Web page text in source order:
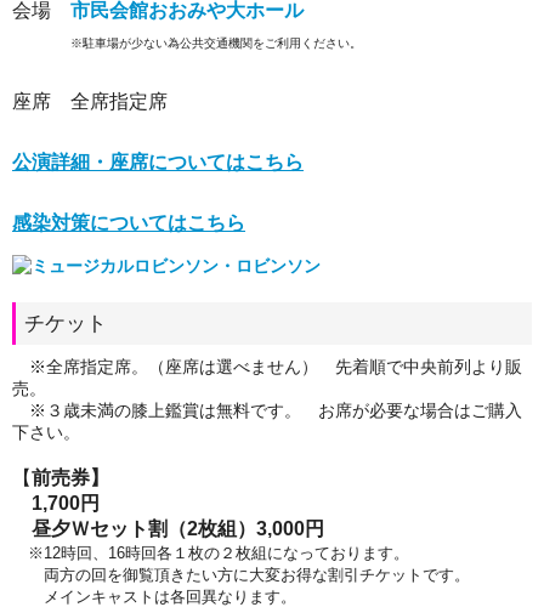
会場 市民会館おおみや大ホール
※駐車場が少ない為公共交通機関をご利用ください。
座席 全席指定席
公演詳細・座席についてはこちら
感染対策についてはこちら
チケット
※全席指定席。（座席は選べません） 先着順で中央前列より販
売。
※３歳未満の膝上鑑賞は無料です。 お席が必要な場合はご購入
下さい。
【前売券】
1,700円
昼夕Ｗセット割（2枚組）3,000円
※12時回、16時回各１枚の２枚組になっております。
両方の回を御覧頂きたい方に大変お得な割引チケットです。
メインキャストは各回異なります。